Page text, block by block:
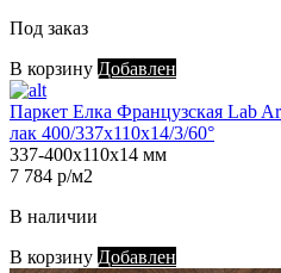
Под заказ
В корзину Добавлен
Паркет Елка Французская Lab
лак 400/337х110х14/3/60°
337-400х110х14 мм
7 784 р/м2
В наличии
В корзину Добавлен